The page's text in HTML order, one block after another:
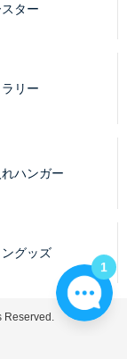
ター
リー
ハンガー
ングッズ
Reserved.
1